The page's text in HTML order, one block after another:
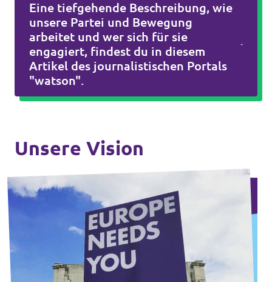
Eine tiefgehende Beschreibung, wie
unsere Partei und Bewegung
arbeitet und wer sich für sie
engagiert, findest du in diesem
Artikel des journalistischen Portals
"watson".
Unsere Vision